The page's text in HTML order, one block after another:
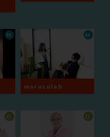
M
marucolab
M
O O